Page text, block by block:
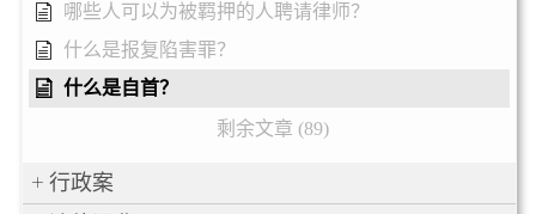
哪些人可以为被羁押的人聘请律师？
什么是报复陷害罪？
什么是自首？
剩余文章 (89)
行政案